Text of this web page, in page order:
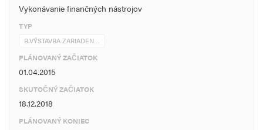
Vykonávanie finančných nástrojov
TYP
B.VÝSTAVBA ZARIADEN…
PLÁNOVANÝ ZAČIATOK
01.04.2015
SKUTOČNÝ ZAČIATOK
18.12.2018
PLÁNOVANÝ KONIEC